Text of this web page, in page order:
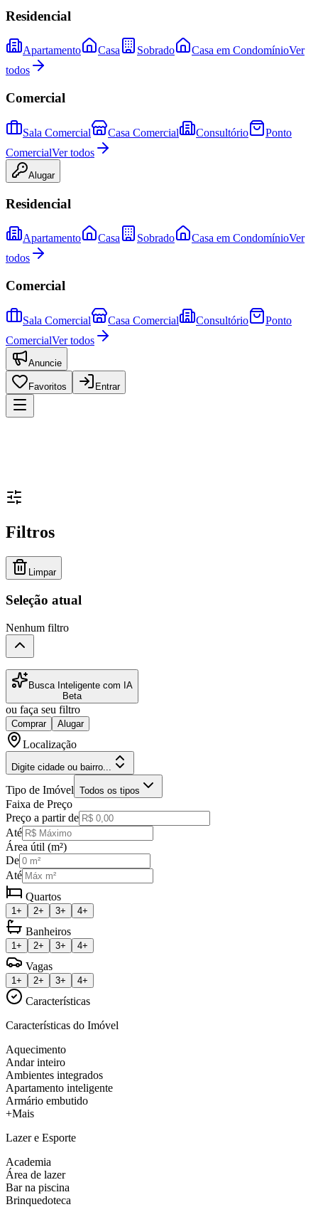
Residencial
Apartamento Casa Sobrado Casa em CondomínioVer
todos
Comercial
Sala Comercial Casa Comercial Consultório
Ponto
ComercialVer todos
Alugar
Residencial
Apartamento Casa Sobrado Casa em CondomínioVer
todos
Comercial
Sala Comercial Casa Comercial Consultório
Ponto
ComercialVer todos
Anuncie
Favoritos Entrar
Filtros
Limpar
Seleção atual
Nenhum filtro
Busca Inteligente com IA
Beta
ou faça seu filtro
Comprar Alugar
Localização
Digite cidade ou bairro...
Tipo de Imóvel Todos os tipos
Faixa de Preço
Preço a partir de
Até
Área útil (m²)
De
Até
Quartos
1+ 2+ 3+ 4+
Banheiros
1+ 2+ 3+ 4+
Vagas
1+ 2+ 3+ 4+
Características
Características do Imóvel
Aquecimento
Andar inteiro
Ambientes integrados
Apartamento inteligente
Armário embutido
+Mais
Lazer e Esporte
Academia
Área de lazer
Bar na piscina
Brinquedoteca